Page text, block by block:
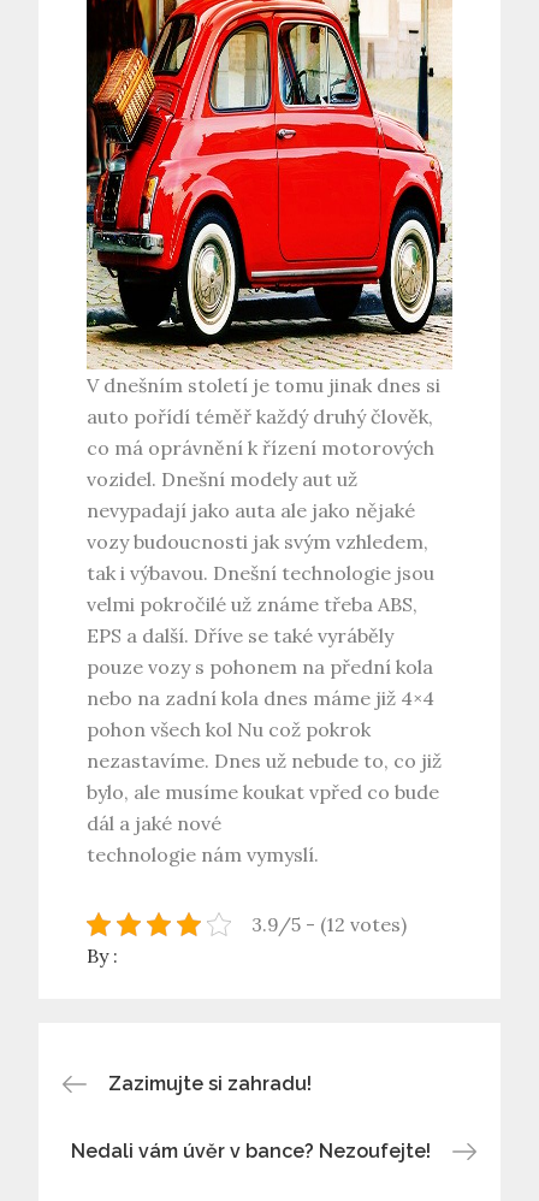
V dnešním století je tomu jinak dnes si
auto pořídí téměř každý druhý člověk,
co má oprávnění k řízení motorových
vozidel. Dnešní modely aut už
nevypadají jako auta ale jako nějaké
vozy budoucnosti jak svým vzhledem,
tak i výbavou. Dnešní technologie jsou
velmi pokročilé už známe třeba ABS,
EPS a další. Dříve se také vyráběly
pouze vozy s pohonem na přední kola
nebo na zadní kola dnes máme již 4×4
pohon všech kol Nu což pokrok
nezastavíme. Dnes už nebude to, co již
bylo, ale musíme koukat vpřed co bude
dál a jaké nové
technologie nám vymyslí.
3.9/5 - (12 votes)
By :
Navigace
pro
Zazimujte si zahradu!
Nedali vám úvěr v bance? Nezoufejte!